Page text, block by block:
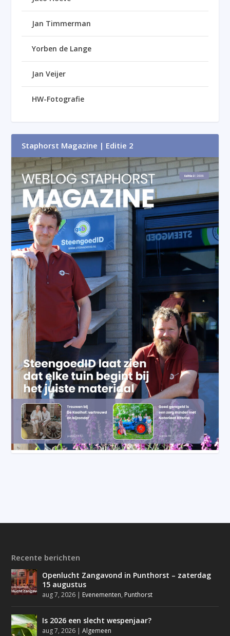
Jan Timmerman
Yorben de Lange
Jan Veijer
HW-Fotografie
Staphorst Magazine | Editie 2
Recente berichten
Openlucht Zangavond in Punthorst – zaterdag
15 augustus
aug 7, 2026 | Evenementen, Punthorst
Is 2026 een slecht wespenjaar?
aug 7, 2026 |Algemeen